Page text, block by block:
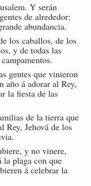
Y serán
de alrededor:
abundancia.
los caballos, de los
y de todas las
gentes que vinieron
año á adorar al Rey,
la fiesta de las
de la tierra que
Rey, Jehová de los
y no vinere,
la plaga con que
á celebrar la